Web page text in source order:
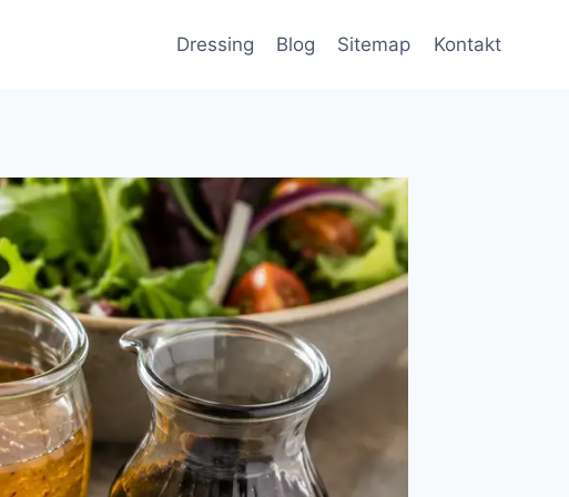
Dressing Blog Sitemap Kontakt